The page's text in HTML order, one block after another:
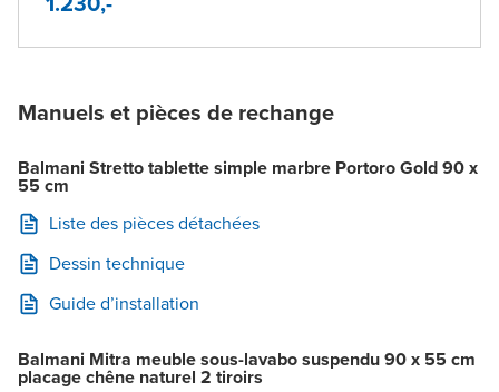
Manuels et pièces de rechange
Balmani Stretto tablette simple marbre Portoro Gold 90 x
55 cm
Liste des pièces détachées
Dessin technique
Guide d’installation
Balmani Mitra meuble sous-lavabo suspendu 90 x 55 cm
placage chêne naturel 2 tiroirs